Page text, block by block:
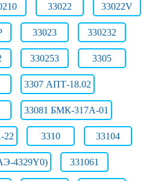
33022 33022V
33023 330232
330253 3305
3307 АПТ-18.02
33081 БМК-317А-01
22 3310 33104
4329Y0) 331061